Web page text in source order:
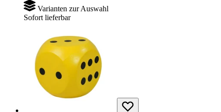
Varianten zur Auswahl
Sofort lieferbar